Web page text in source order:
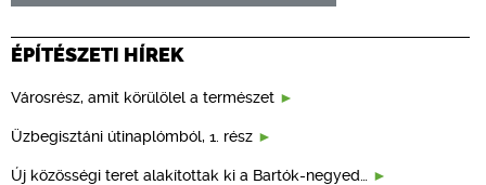
ÉPÍTÉSZETI HÍREK
Városrész, amit körülölel a természet
Üzbegisztáni útinaplómból, 1. rész
Új közösségi teret alakítottak ki a Bartók-negyed…